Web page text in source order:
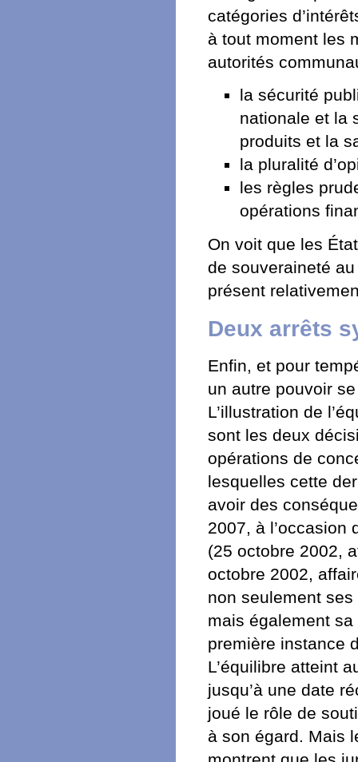
catégories
à tout moment les
autorités
la sécurité
nationale et la
produits et la
la pluralité
les règles
opérations
On voit que les
de souveraineté
présent
Deux arrêts
Enfin, et pour
un autre pouvoir
L’illustration de
sont les deux
opérations de
lesquelles cette
avoir des
2007, à l’occasion
(25 octobre 2002,
octobre 2002,
non seulement
mais également
première instance
L’équilibre atteint
jusqu’à une date
joué le rôle de
à son égard. Mais